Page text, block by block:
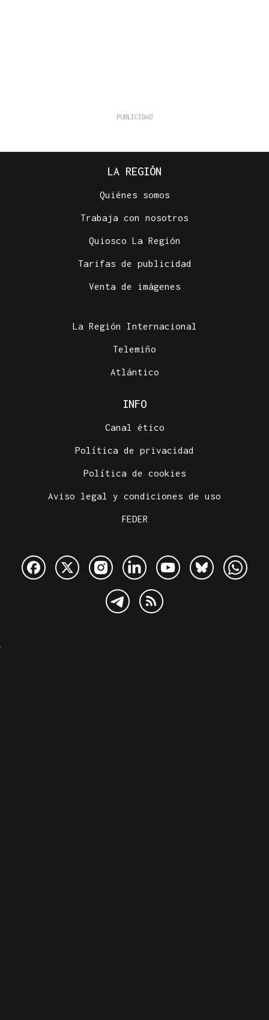
LA REGIÓN
Quiénes somos
Trabaja con nosotros
Quiosco La Región
Tarifas de publicidad
Venta de imágenes
La Región Internacional
Telemiño
Atlántico
INFO
Canal ético
Política de privacidad
Política de cookies
Aviso legal y condiciones de uso
FEDER